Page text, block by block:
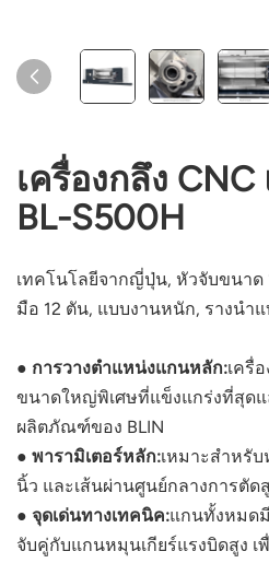
เครื่องกลึง
BL-S500H
เทคโนโลยีจากญี่ปุ่น, หัวจับขนาด
มือ 12 ตัน, แบบงานหนัก, รางนำ
● การวางตำแหน่งแกนหลัก:เครื่
ขนาดใหญ่พิเศษที่แข็งแกร่งที่สุด
ผลิตภัณฑ์ของ BLIN
● พารามิเตอร์หลัก:เหมาะสำหรั
นิ้ว และเส้นผ่านศูนย์กลางการตัด
● จุดเด่นทางเทคนิค:แกนทั้งหมด
จับคู่กับแกนหมุนเกียร์แรงบิดสูง